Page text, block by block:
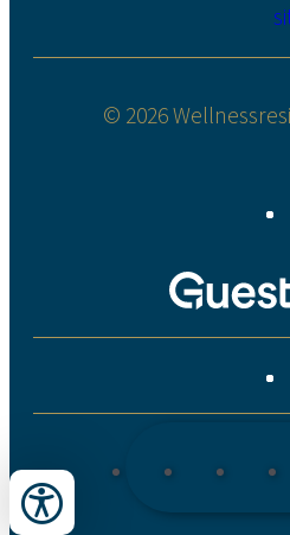
© 2026